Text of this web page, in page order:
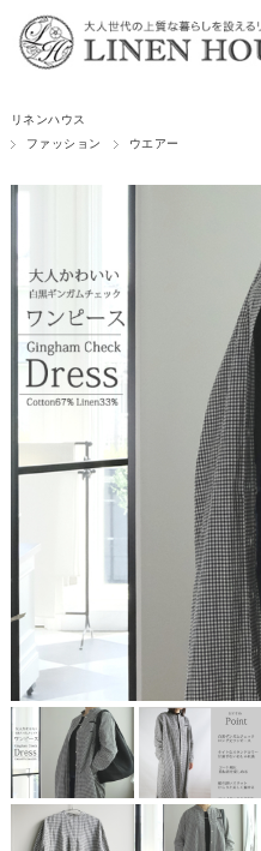
リネンハウス
ファッション
ウエアー